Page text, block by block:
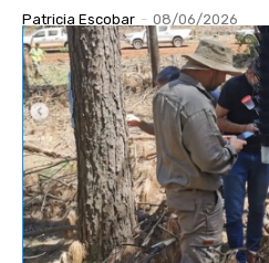
Patricia Escobar - 08/06/2026